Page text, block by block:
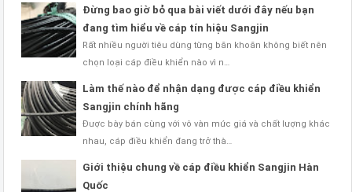
Đừng bao giờ bỏ qua bài viết dưới đây nếu bạn
đang tìm hiểu về cáp tín hiệu Sangjin
Rất nhiều người tiêu dùng từng băn khoăn không biết nên
chọn loại cáp điều khiển nào vì n…
Làm thế nào để nhận dạng được cáp điều khiển
Sangjin chính hãng
Được bày bán cùng với vô vàn mức giá và chất lượng khác
nhau, cáp điều khiển đang trở thà…
Giới thiệu chung về cáp điều khiển Sangjin Hàn
Quốc